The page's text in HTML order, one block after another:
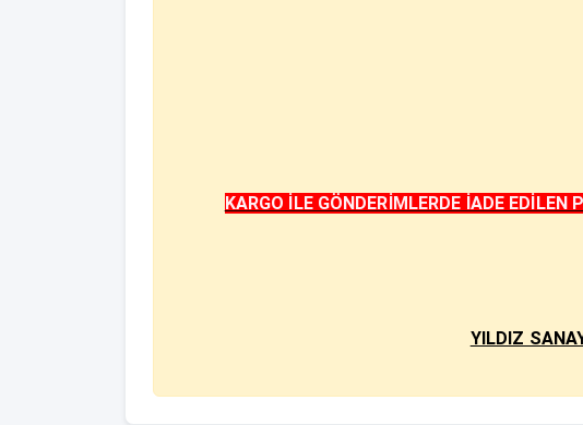
KARGO İLE GÖNDERİMLERDE İADE
YILDIZ